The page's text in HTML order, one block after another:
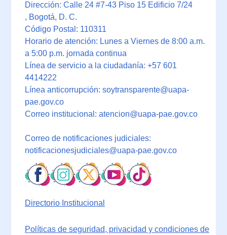
Dirección: Calle 24 #7-43 Piso 15 Edificio 7/24
, Bogotá, D. C.
Código Postal: 110311
Horario de atención: Lunes a Viernes de 8:00 a.m.
a 5:00 p.m. jornada continua
Línea de servicio a la ciudadanía: +57 601
4414222
Línea anticorrupción: soytransparente@uapa-
pae.gov.co
Correo institucional: atencion@uapa-pae.gov.co
Correo de notificaciones judiciales:
notificacionesjudiciales@uapa-pae.gov.co
Directorio Institucional
Políticas de seguridad, privacidad y condiciones de